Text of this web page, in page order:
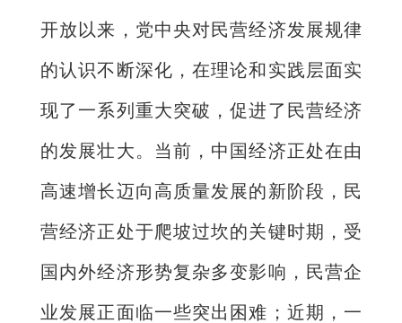
开放以来，党中央对民营经济发展规律
的认识不断深化，在理论和实践层面实
现了一系列重大突破，促进了民营经济
的发展壮大。当前，中国经济正处在由
高速增长迈向高质量发展的新阶段，民
营经济正处于爬坡过坎的关键时期，受
国内外经济形势复杂多变影响，民营企
业发展正面临一些突出困难；近期，一